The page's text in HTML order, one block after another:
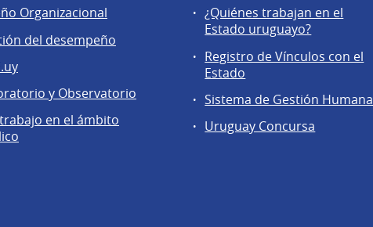
Organizacional
del desempeño
y Observatorio
en el ámbito
¿Quiénes trabajan en el
Estado uruguayo?
Registro de Vínculos con el
Estado
Sistema de Gestión Humana
Uruguay Concursa